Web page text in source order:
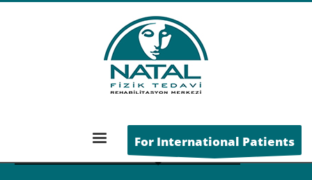
For International Patients
POSTS TAGGED "KADIN SAĞLIĞINDA FIZYOTERAPI"